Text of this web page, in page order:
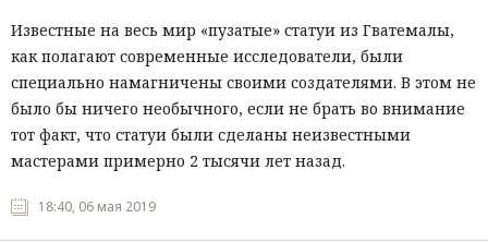
Известные на весь мир «пузатые» статуи из Гватемалы,
как полагают современные исследователи, были
специально намагничены своими создателями. В этом не
было бы ничего необычного, если не брать во внимание
тот факт, что статуи были сделаны неизвестными
мастерами примерно 2 тысячи лет назад.
18:40, 06 мая 2019